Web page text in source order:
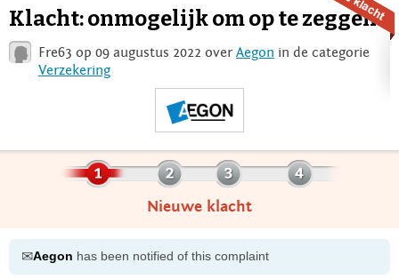
Klacht: onmogelijk om op te zeggen
Fre63 op 09 augustus 2022 overAegon in de categorie
Verzekering
Nieuwe klacht
✉Aegon has been notified of this complaint